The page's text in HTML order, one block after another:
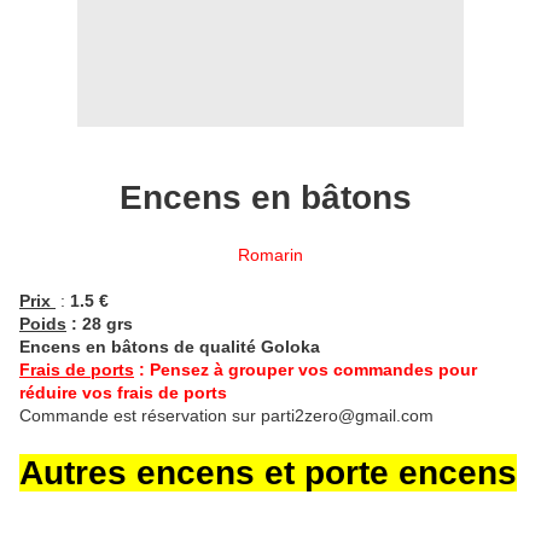
Encens en bâtons
Romarin
Prix : 1.5 €
Poids : 28 grs
Encens en bâtons de qualité Goloka
Frais de ports : Pensez à grouper vos commandes pour
réduire vos frais de ports
Commande est réservation sur parti2zero@gmail.com
Autres encens et porte encens